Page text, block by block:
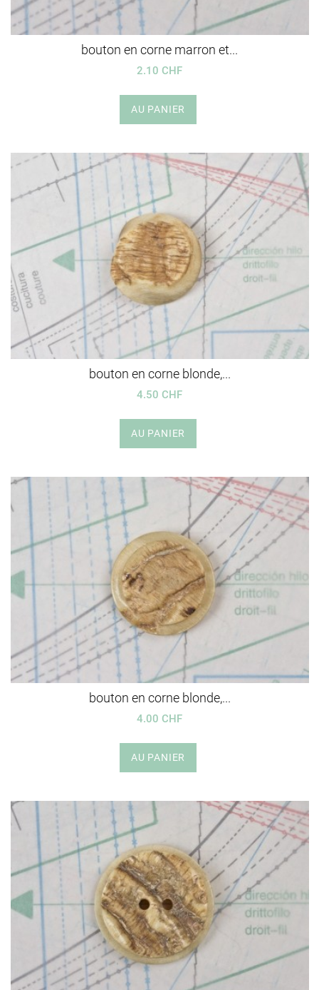
bouton en corne marron et...
2.10 CHF
AU PANIER
bouton en corne blonde,...
4.50 CHF
AU PANIER
bouton en corne blonde,...
4.00 CHF
AU PANIER